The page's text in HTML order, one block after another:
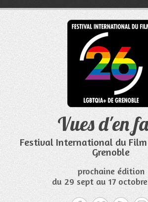
Vues d'en
Festival International du Film
Grenoble
prochaine édition
du 29 sept au 17